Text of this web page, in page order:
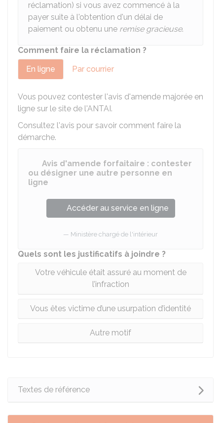
réclamation) si vous avez commencé à la
payer suite à l'obtention d'un délai de
paiement ou obtenu une remise gracieuse.
Comment faire la réclamation ?
En ligne
Par courrier
Vous pouvez contester l'avis d'amende majorée en
ligne sur le site de l'ANTAI.
Consultez l'avis pour savoir comment faire la
démarche.
Avis d'amende forfaitaire : contester
ou désigner une autre personne en
ligne
Accéder au service en ligne
Ministère chargé de l'intérieur
Quels sont les justificatifs à joindre ?
Votre véhicule était assuré au moment de
l’infraction
Vous êtes victime d’une usurpation d’identité
Autre motif
Textes de référence